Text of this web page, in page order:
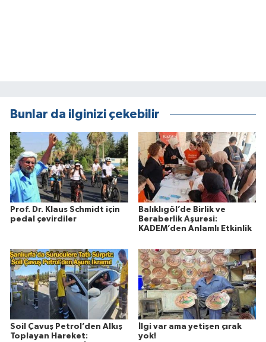
Bunlar da ilginizi çekebilir
Prof. Dr. Klaus Schmidt için
pedal çevirdiler
Balıklıgöl’de Birlik ve
Beraberlik Aşuresi:
KADEM’den Anlamlı Etkinlik
Soil Çavuş Petrol’den Alkış
Toplayan Hareket:
İlgi var ama yetişen çırak
yok!